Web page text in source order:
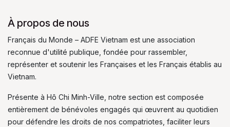
À propos de nous
Français du Monde – ADFE Vietnam est une association
reconnue d'utilité publique, fondée pour rassembler,
représenter et soutenir les Françaises et les Français établis au
Vietnam.
Présente à Hô Chi Minh-Ville, notre section est composée
entièrement de bénévoles engagés qui œuvrent au quotidien
pour défendre les droits de nos compatriotes, faciliter leurs